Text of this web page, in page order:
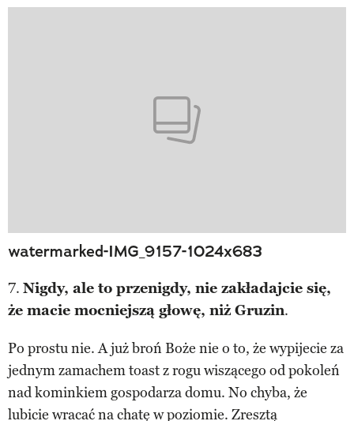
watermarked-IMG_9157-1024x683
7. Nigdy, ale to przenigdy, nie zakładajcie się,
że macie mocniejszą głowę, niż Gruzin.
Po prostu nie. A już broń Boże nie o to, że wypijecie za
jednym zamachem toast z rogu wiszącego od pokoleń
nad kominkiem gospodarza domu. No chyba, że
lubicie wracać na chatę w poziomie. Zresztą